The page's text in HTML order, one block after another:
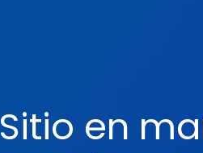
Sitio en